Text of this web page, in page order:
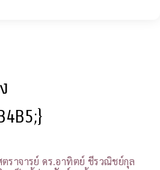
ตราจารย์ ดร.อาทิตย์ ชีรวณิชย์กุล